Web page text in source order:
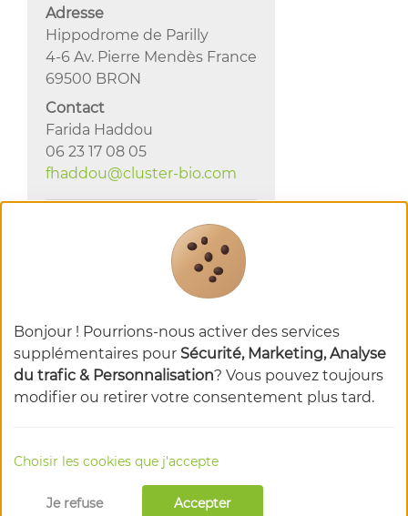
Adresse
Hippodrome de Parilly
4-6 Av. Pierre Mendès France
69500 BRON
Contact
Farida Haddou
06 23 17 08 05
fhaddou@cluster-bio.com
Bonjour ! Pourrions-nous activer des services
supplémentaires pour Sécurité, Marketing, Analyse
du trafic & Personnalisation? Vous pouvez toujours
modifier ou retirer votre consentement plus tard.
Choisir les cookies que j'accepte
Je refuse Accepter